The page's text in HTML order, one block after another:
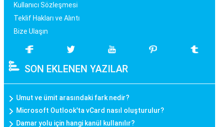
Kullanıcı Sözleşmesi
Teklif Hakları ve Alıntı
Bize Ulaşın
SON EKLENEN YAZILAR
Umut ve ümit arasındaki fark nedir?
Microsoft Outlook'ta vCard nasıl oluşturulur?
Damar yolu için hangi kanül kullanılır?